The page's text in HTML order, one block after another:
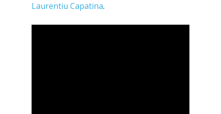
Laurentiu Capatina.